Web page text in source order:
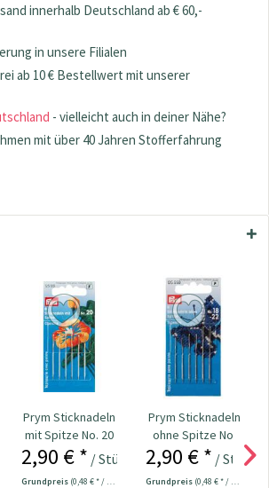
innerhalb Deutschland ab € 60,-
in unsere Filialen
ab 10 € Bestellwert mit unserer
- vielleicht auch in deiner Nähe?
mit über 40 Jahren Stofferfahrung
Prym Sticknadeln
mit Spitze No. 20
Nr. 125551
2,90 € * / Stück
Grundpreis (0,48 € * / 1 Stück)
Prym Sticknadeln
ohne Spitze No.
18-22 Nr. 125559
2,90 € * / Stück
Grundpreis (0,48 € * / 1 Stück)